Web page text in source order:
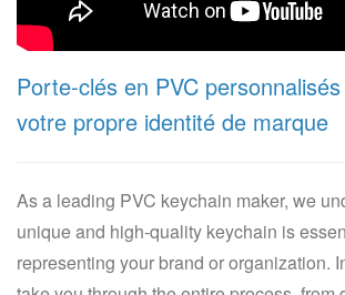
Porte-clés en PVC
votre propre identité de marque
As a leading PVC keychain maker, we
unique and high-quality keychain is
representing your brand or organization.